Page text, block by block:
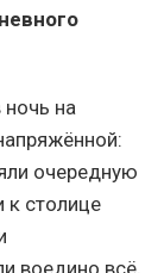
на
очередную
к столице
воедино всё,